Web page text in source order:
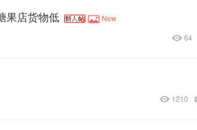
果店货物低
New
64
1210